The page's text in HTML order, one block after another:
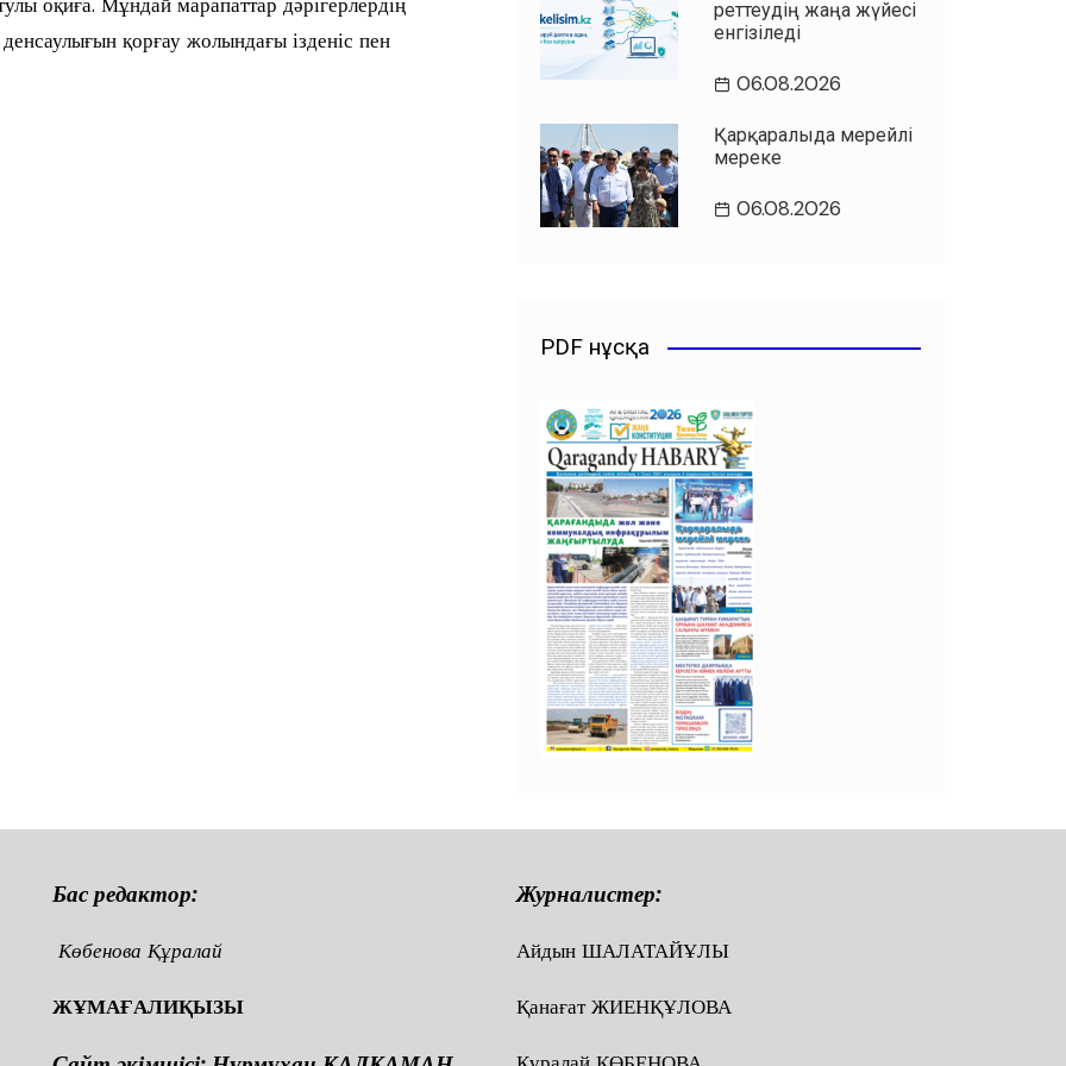
қорғау жолындағы ізденіс пен
реттеудің жаңа жүйесі
енгізіледі
06.08.2026
Қарқаралыда мерейлі
мереке
06.08.2026
PDF нұсқа
Бас редактор:
Көбенова Құралай
ЖҰМАҒАЛИҚЫЗЫ
Журналистер:
Айдын ШАЛАТАЙҰЛЫ
Қанағат ЖИЕНҚҰЛОВА